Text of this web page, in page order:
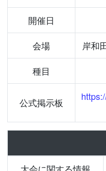
開催日
会場
岸和
種目
公式掲示板